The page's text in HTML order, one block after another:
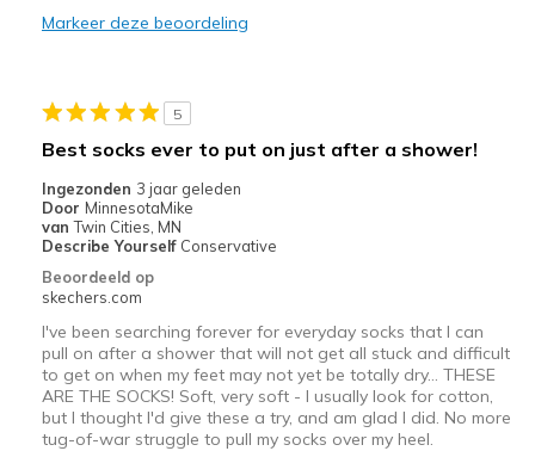
Casual Wear
Special Occasions
Width
Feels true to width
Sizing
Feels true to size
View On Shoes
Shoes are for Wearing
Markeer deze beoordeling
5
Best socks ever to put on just after a shower!
Ingezonden 3 jaar geleden
Door MinnesotaMike
van Twin Cities, MN
Describe Yourself Conservative
Beoordeeld op
skechers.com
I've been searching forever for everyday socks that I can
pull on after a shower that will not get all stuck and difficult
to get on when my feet may not yet be totally dry... THESE
ARE THE SOCKS! Soft, very soft - I usually look for cotton,
but I thought I'd give these a try, and am glad I did. No more
tug-of-war struggle to pull my socks over my heel.